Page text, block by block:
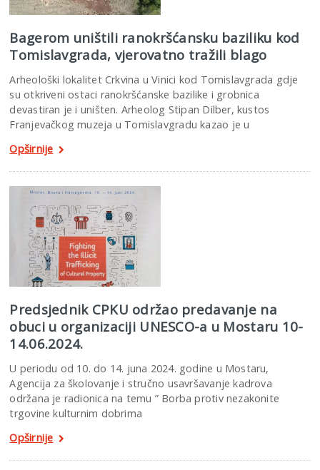
Bagerom uništili ranokršćansku baziliku kod
Tomislavgrada, vjerovatno tražili blago
Arheološki lokalitet Crkvina u Vinici kod Tomislavgrada gdje
su otkriveni ostaci ranokršćanske bazilike i grobnica
devastiran je i uništen. Arheolog Stipan Dilber, kustos
Franjevačkog muzeja u Tomislavgradu kazao je u
Opširnije
Predsjednik CPKU održao predavanje na
obuci u organizaciji UNESCO-a u Mostaru 10-
14.06.2024.
U periodu od 10. do 14. juna 2024. godine u Mostaru,
Agencija za školovanje i stručno usavršavanje kadrova
održana je radionica na temu ” Borba protiv nezakonite
trgovine kulturnim dobrima
Opširnije